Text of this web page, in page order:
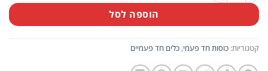
הוספה לסל
קטגוריות: כוסות חד פעמי, כלים חד פעמיים